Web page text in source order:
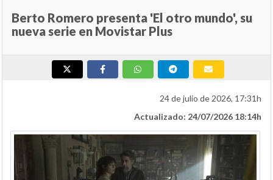
Berto Romero presenta 'El otro mundo', su
nueva serie en Movistar Plus
24 de julio de 2026, 17:31h
Actualizado: 24/07/2026 18:14h